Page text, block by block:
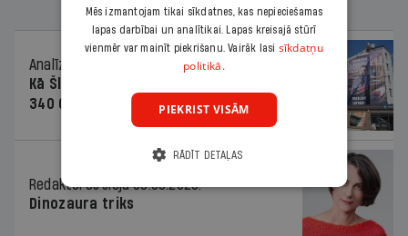
Analīze
Kā Šlesera partija palika nesodīta par
340 000 vērtu reklāmas kampaņu
Redaktores sleja 06.08.2026.
Dinozaura triks
Mēs izmantojam tikai sīkdatnes, kas nepieciešamas
lapas darbībai un analītikai. Lapas kreisajā stūrī
vienmēr var mainīt piekrišanu. Vairāk lasi sīkdatņu
politikā.
PIEKRIST VISĀM
RĀDĪT DETAĻAS